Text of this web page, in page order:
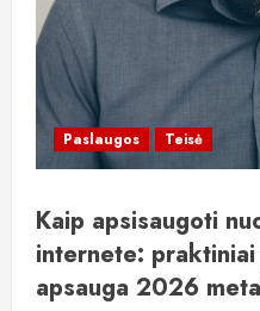
Paslaugos Teisė
Kaip apsisaugoti
internete:
apsauga 2026